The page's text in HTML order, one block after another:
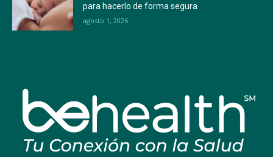
para hacerlo de forma segura
agosto 1, 2026